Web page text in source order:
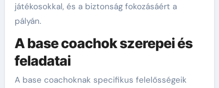
játékosokkal, és a biztonság fokozásáért a
pályán.
A base coachok szerepei és
feladatai
A base coachoknak specifikus felelősségeik